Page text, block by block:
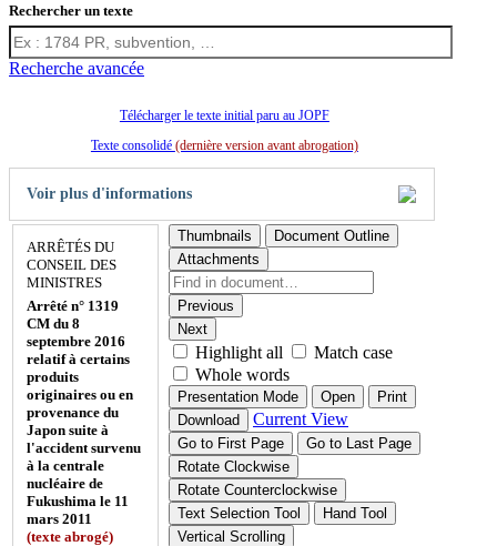
Rechercher un texte
Recherche avancée
Télécharger le texte initial paru au JOPF
Texte consolidé (dernière version avant abrogation)
Voir plus d'informations
ARRÊTÉS DU
CONSEIL DES
MINISTRES
Arrêté n° 1319
CM du 8
septembre 2016
relatif à certains
produits
originaires ou en
provenance du
Japon suite à
l'accident survenu
à la centrale
nucléaire de
Fukushima le 11
mars 2011
(texte abrogé)
Thumbnails
Document Outline
Attachments
Previous
Next
Highlight all
Match case
Whole words
Presentation Mode Open
Print
Download
Current View
Go to First Page
Go to Last Page
Rotate Clockwise
Rotate Counterclockwise
Text Selection Tool
Hand Tool
Vertical Scrolling